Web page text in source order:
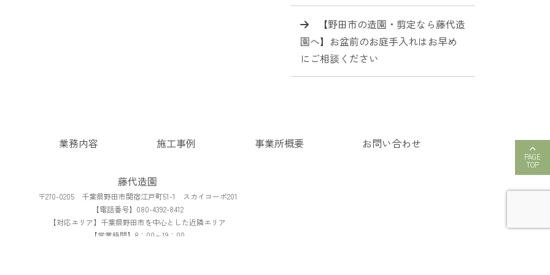
【野田市の造園・剪定なら藤代造
園へ】お盆前のお庭手入れはお早め
にご相談ください
PAGE
TOP
業務内容 施工事例 事業所概要 お問い合わせ
藤代造園
〒270-0205 千葉県野田市関宿江戸町51-1 スカイコーポ201
【電話番号】080-4392-8412
【対応エリア】千葉県野田市を中心とした近隣エリア
【営業時間】8：00～19：00